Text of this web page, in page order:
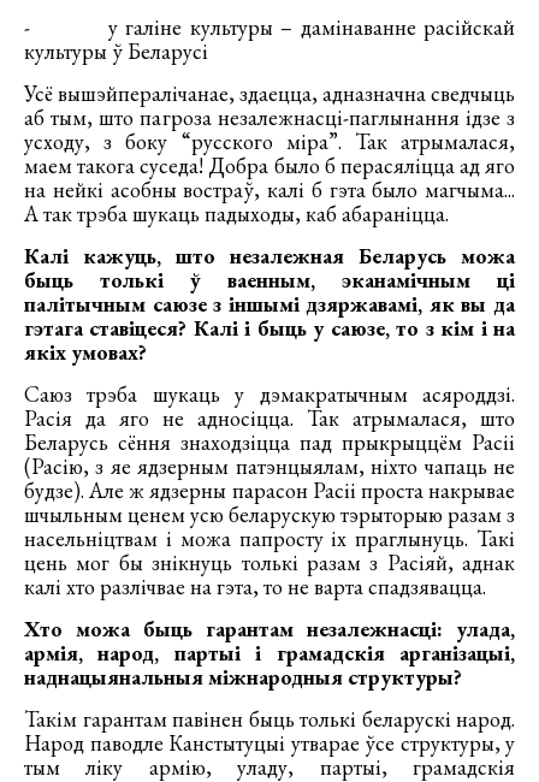
- у галіне культуры – дамінаванне расійскай
культуры ў Беларусі
Усё вышэйпералічанае, здаецца, адназначна сведчыць
аб тым, што пагроза незалежнасці-паглынання ідзе з
усходу, з боку “русского міра”. Так атрымалася,
маем такога суседа! Добра было б перасяліцца ад яго
на нейкі асобны востраў, калі б гэта было магчыма...
А так трэба шукаць падыходы, каб абараніцца.
Калі кажуць, што незалежная Беларусь можа
быць толькі ў ваенным, эканамічным ці
палітычным саюзе з іншымі дзяржавамі, як вы да
гэтага ставіцеся? Калі і быць у саюзе, то з кім і на
якіх умовах?
Саюз трэба шукаць у дэмакратычным асяроддзі.
Расія да яго не адносіцца. Так атрымалася, што
Беларусь сёння знаходзіцца пад прыкрыццём Расіі
(Расію, з яе ядзерным патэнцыялам, ніхто чапаць не
будзе). Але ж ядзерны парасон Расіі проста накрывае
шчыльным ценем усю беларускую тэрыторыю разам з
насельніцтвам і можа папросту іх праглынуць. Такі
цень мог бы знікнуць толькі разам з Расіяй, аднак
калі хто разлічвае на гэта, то не варта спадзявацца.
Хто можа быць гарантам незалежнасці: улада,
армія, народ, партыі і грамадскія арганізацыі,
наднацыянальныя міжнародныя структуры?
Такім гарантам павінен быць толькі беларускі народ.
Народ паводле Канстытуцыі утварае ўсе структуры, у
тым ліку армію, уладу, партыі, грамадскія